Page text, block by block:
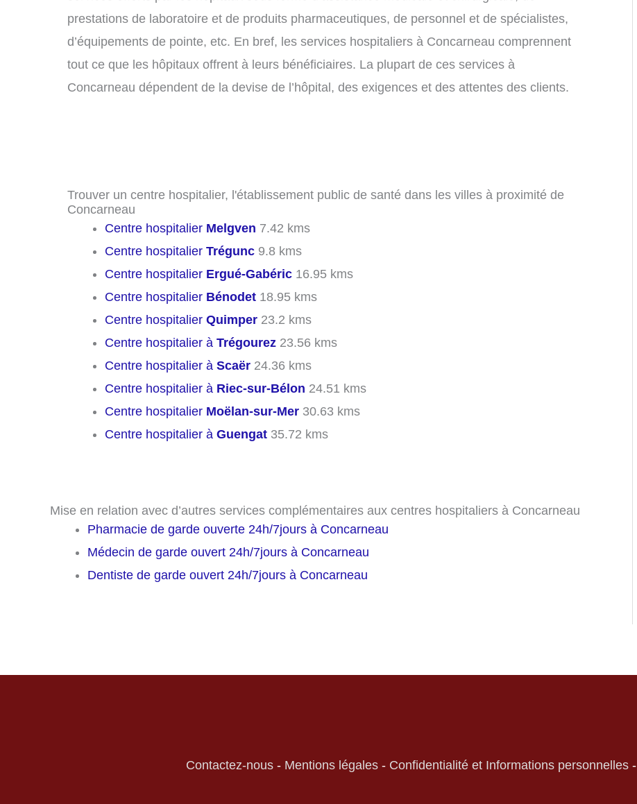
prestations de laboratoire et de produits pharmaceutiques, de personnel et de spécialistes,
d’équipements de pointe, etc. En bref, les services hospitaliers à Concarneau comprennent
tout ce que les hôpitaux offrent à leurs bénéficiaires. La plupart de ces services à
Concarneau dépendent de la devise de l’hôpital, des exigences et des attentes des clients.
Trouver un centre hospitalier, l'établissement public de santé dans les villes à proximité de
Concarneau
Centre hospitalier Melgven 7.42 kms
Centre hospitalier Trégunc 9.8 kms
Centre hospitalier Ergué-Gabéric 16.95 kms
Centre hospitalier Bénodet 18.95 kms
Centre hospitalier Quimper 23.2 kms
Centre hospitalier à Trégourez 23.56 kms
Centre hospitalier à Scaër 24.36 kms
Centre hospitalier à Riec-sur-Bélon 24.51 kms
Centre hospitalier Moëlan-sur-Mer 30.63 kms
Centre hospitalier à Guengat 35.72 kms
Mise en relation avec d’autres services complémentaires aux centres hospitaliers à Concarneau
Pharmacie de garde ouverte 24h/7jours à Concarneau
Médecin de garde ouvert 24h/7jours à Concarneau
Dentiste de garde ouvert 24h/7jours à Concarneau
Contactez-nous- Mentions légales- Confidentialité et Informations personnelles-